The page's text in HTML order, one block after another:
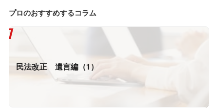
プロのおすすめするコラム
民法改正 遺言編（1）